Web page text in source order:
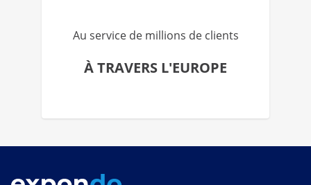
Au service de millions de clients
À TRAVERS L'EUROPE